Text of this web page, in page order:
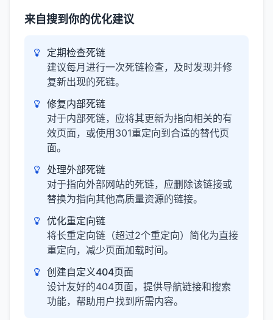
来自搜到你的优化建议
定期检查死链
建议每月进行一次死链检查，及时发现并修
复新出现的死链。
修复内部死链
对于内部死链，应将其更新为指向相关的有
效页面，或使用301重定向到合适的替代页
面。
处理外部死链
对于指向外部网站的死链，应删除该链接或
替换为指向其他高质量资源的链接。
优化重定向链
将长重定向链（超过2个重定向）简化为直接
重定向，减少页面加载时间。
创建自定义404页面
设计友好的404页面，提供导航链接和搜索
功能，帮助用户找到所需内容。